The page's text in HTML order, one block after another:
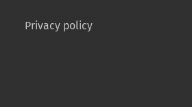
Privacy policy